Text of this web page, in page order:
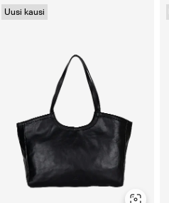
Uusi kausi